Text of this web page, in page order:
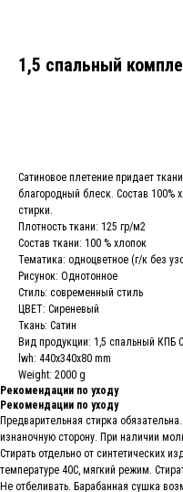
1,5 спальный
Сатиновое плетение придает
благородный блеск. Состав 100%
стирки.
Плотность ткани: 125 гр/м2
Состав ткани: 100 % хлопок
Тематика: одноцветное (г/к без
Рисунок: Однотонное
Стиль: современный стиль
ЦВЕТ: Сиреневый
Ткань: Сатин
Вид продукции: 1,5 спальный КПБ
lwh: 440x340x80 mm
Weight: 2000 g
Рекомендации по уходу
Рекомендации по уходу
Предварительная стирка
изнаночную сторону. При наличии
Стирать отдельно от синтетических
температуре 40С, мягкий режим.
Не отбеливать. Барабанная сушка